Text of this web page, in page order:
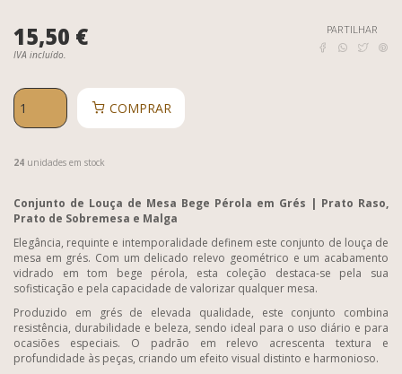
15,50 €
IVA incluído.
PARTILHAR
COMPRAR
24 unidades em stock
Conjunto de Louça de Mesa Bege Pérola em Grés | Prato Raso,
Prato de Sobremesa e Malga
Elegância, requinte e intemporalidade definem este conjunto de louça de
mesa em grés. Com um delicado relevo geométrico e um acabamento
vidrado em tom bege pérola, esta coleção destaca-se pela sua
sofisticação e pela capacidade de valorizar qualquer mesa.
Produzido em grés de elevada qualidade, este conjunto combina
resistência, durabilidade e beleza, sendo ideal para o uso diário e para
ocasiões especiais. O padrão em relevo acrescenta textura e
profundidade às peças, criando um efeito visual distinto e harmonioso.